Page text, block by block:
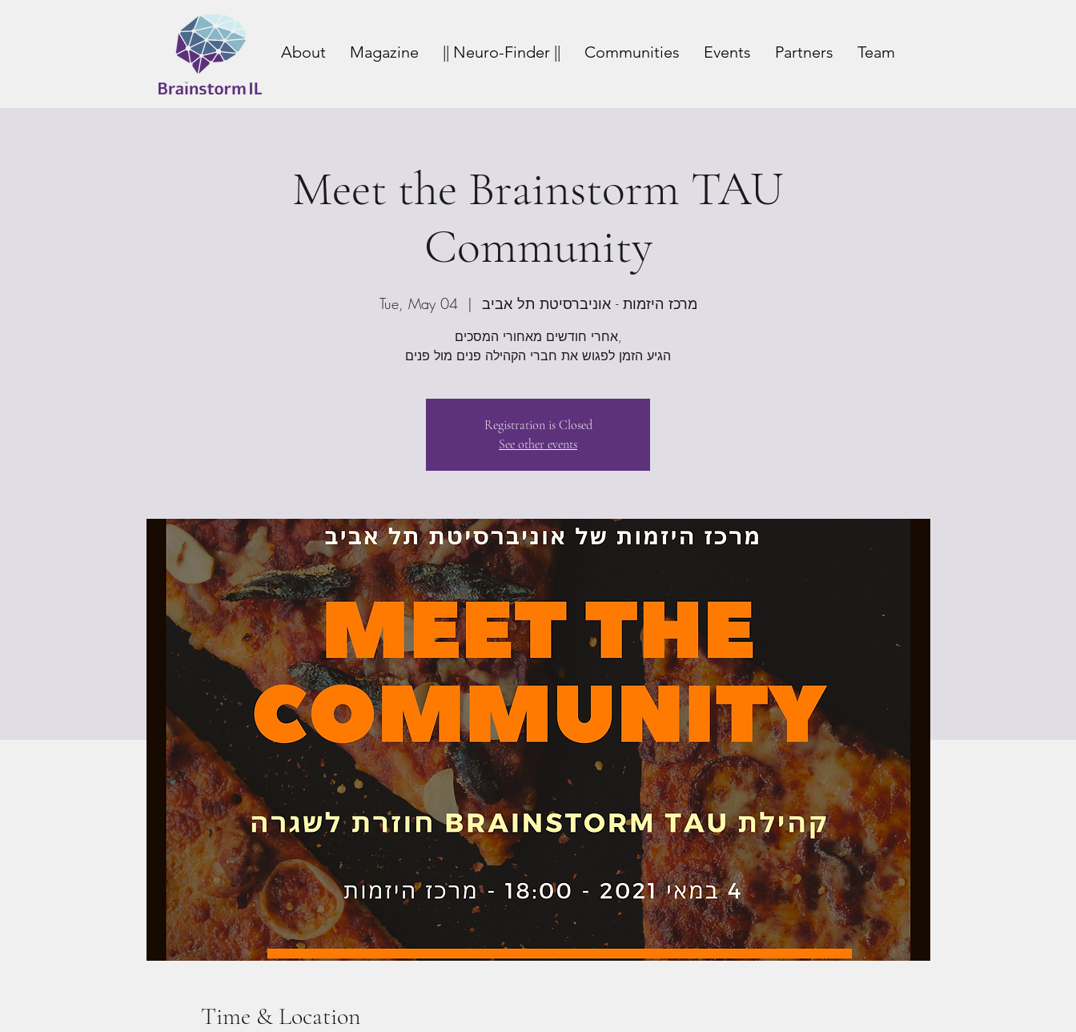
About Magazine || Neuro-Finder || Communities Events Partners Team
Meet the Brainstorm TAU
Community
Tue, May 04
  |
מרכז היזמות - אוניברסיטת תל אביב
אחרי חודשים מאחורי המסכים,
הגיע הזמן לפגוש את חברי הקהילה פנים מול פנים
Registration is Closed
See other events
Time & Location